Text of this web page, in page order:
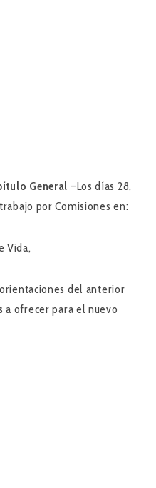
General –Los días 28,
por Comisiones en:
Vida,
del anterior
a ofrecer para el nuevo